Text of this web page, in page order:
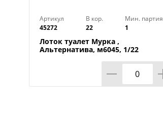
Артикул
45272
В кор.
22
Мин. партия
1
Лоток туалет Мурка ,
Альтернатива, м6045, 1/22